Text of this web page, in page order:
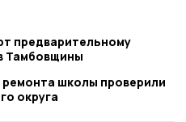
предварительному
Тамбовщины
школы проверили
округа